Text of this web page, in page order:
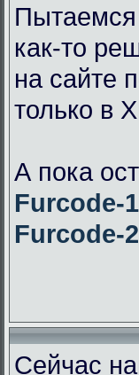
Пытаемся
как-то
на сайте
только в
А пока
Furcode-1
Furcode-2
Сейчас